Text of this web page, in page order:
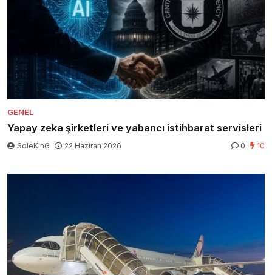
GENEL
Yapay zeka şirketleri ve yabancı istihbarat servisleri
SoleKinG 22 Haziran 2026 0 10